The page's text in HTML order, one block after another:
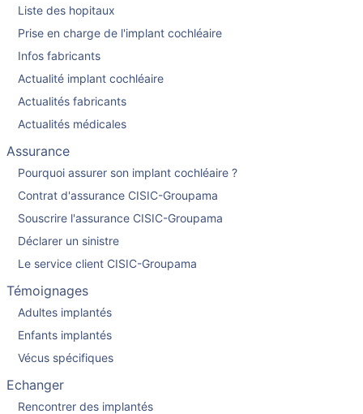
Liste des hopitaux
Prise en charge de l'implant cochléaire
Infos fabricants
Actualité implant cochléaire
Actualités fabricants
Actualités médicales
Assurance
Pourquoi assurer son implant cochléaire ?
Contrat d'assurance CISIC-Groupama
Souscrire l'assurance CISIC-Groupama
Déclarer un sinistre
Le service client CISIC-Groupama
Témoignages
Adultes implantés
Enfants implantés
Vécus spécifiques
Echanger
Rencontrer des implantés